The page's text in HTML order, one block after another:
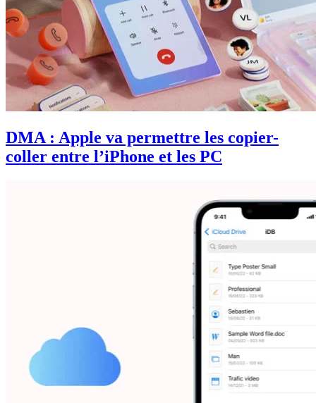
DMA : Apple va permettre les copier-
coller entre l’iPhone et les PC